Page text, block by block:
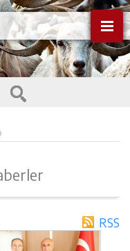
›
RSS